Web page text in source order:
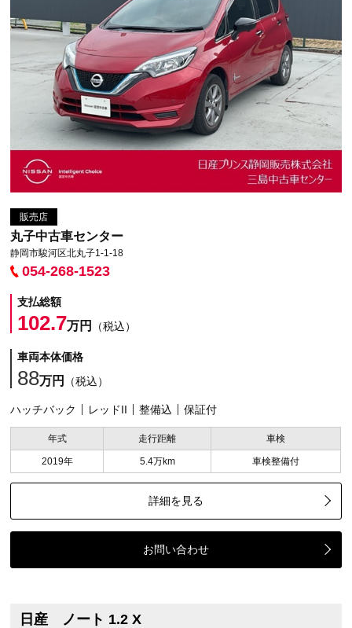
販売店
丸子中古車センター
静岡市駿河区北丸子1-1-18
054-268-1523
支払総額
102.7万円 （税込）
車両本体価格
88万円 （税込）
ハッチバック レッドII 整備込 保証付
年式 走行距離 車検
2019年 5.4万km 車検整備付
詳細を見る
お問い合わせ
日産 ノート 1.2 X